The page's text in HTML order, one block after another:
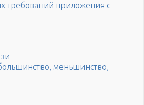
требований приложения с
меньшинство,